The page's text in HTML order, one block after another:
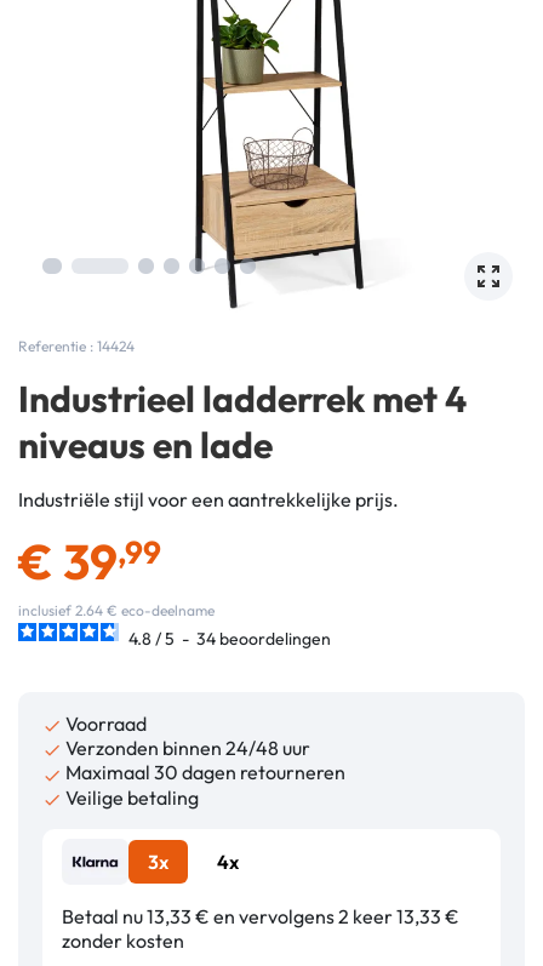
Referentie : 14424
Industrieel ladderrek met 4
niveaus en lade
Industriële stijl voor een aantrekkelijke prijs.
€ 39,99
inclusief 2.64 € eco-deelname
4.8 /5 - 34 beoordelingen
 Voorraad
 Verzonden binnen 24/48 uur
 Maximaal 30 dagen retourneren
 Veilige betaling
3x 4x
Betaal nu 13,33 € en vervolgens 2 keer 13,33 €
zonder kosten